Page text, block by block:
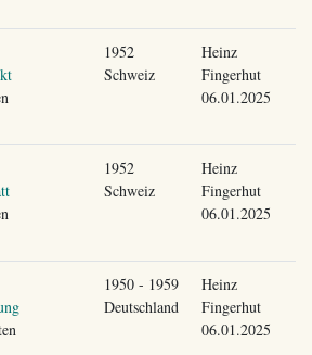
1952
Schweiz
Heinz
Fingerhut
06.01.2025
1952
Schweiz
Heinz
Fingerhut
06.01.2025
1950 - 1959
Deutschland
Heinz
Fingerhut
06.01.2025